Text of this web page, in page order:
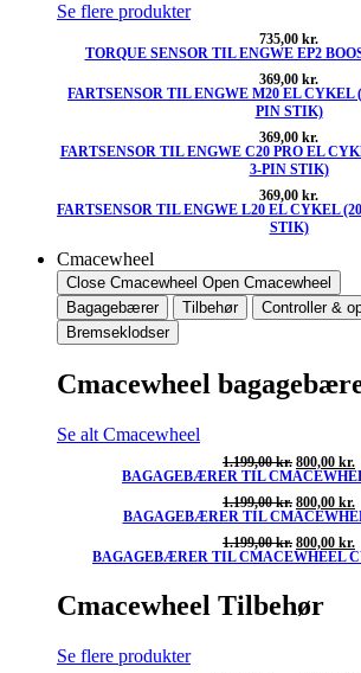
Se flere produkter
735,00 kr.
TORQUE SENSOR TIL ENGWE EP2
369,00 kr.
FARTSENSOR TIL ENGWE M20 EL CYKEL
PIN STIK)
369,00 kr.
FARTSENSOR TIL ENGWE C20 PRO EL
3-PIN STIK)
369,00 kr.
FARTSENSOR TIL ENGWE L20 EL CYKEL
STIK)
Cmacewheel
Close Cmacewheel Open Cmacewheel
Bagagebærer
Tilbehør
Controller &
Bremseklodser
Cmacewheel
Se alt Cmacewheel
1.199,00kr. Den
oprindelige
pris
var:
800,00 kr.
BAGAGEBÆRER TIL
1.199,00kr. Den
oprindelige
pris
var:
800,00 kr.
BAGAGEBÆRER TIL
1.199,00kr. Den
oprindelige
1.199,00 kr..
800,00 kr.
BAGAGEBÆRER TIL CMACEWHEEL
Cmacewheel Tilbehør
Se flere produkter